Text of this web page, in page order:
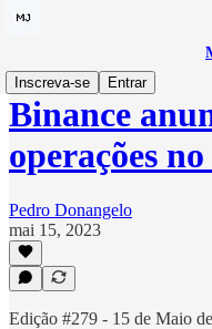
Inscreva-se
Entrar
Binance
operações
Pedro Donangelo
mai 15, 2023
Edição #279 - 15 de Maio